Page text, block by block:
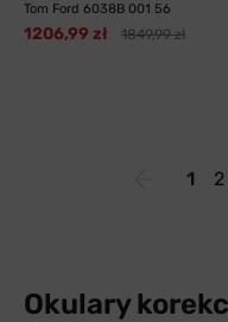
Tom Ford 6038B 001 56
1206,99 zł 1849,99 zł
1 2
Okulary